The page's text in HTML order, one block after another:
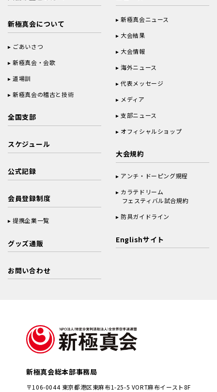
新極真会について
ごあいさつ
新極真会・会歌
道場訓
新極真会の稽古と技術
全国支部
スケジュール
公式記録
会員登録制度
提携企業一覧
グッズ通販
お問い合わせ
新極真会ニュース
大会結果
大会情報
海外ニュース
代表メッセージ
メディア
支部ニュース
オフィシャルショップ
大会規約
アンチ・ドーピング規程
カラテドリーム
フェスティバル試合規約
防具ガイドライン
Englishサイト
新極真会総本部事務局
〒106-0044 東京都港区東麻布1-25-5 VORT麻布イースト8F